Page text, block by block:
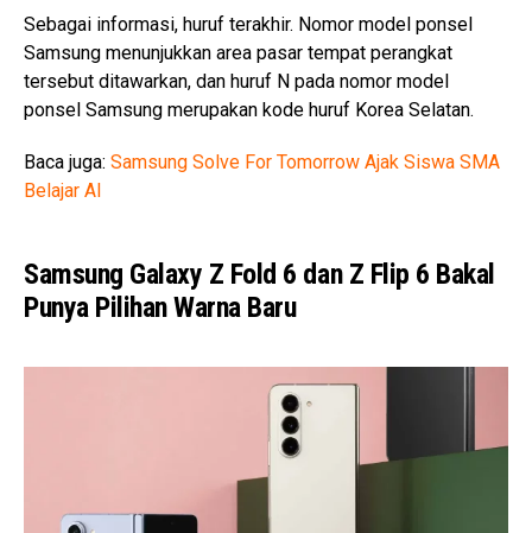
Sebagai informasi, huruf terakhir. Nomor model ponsel
Samsung menunjukkan area pasar tempat perangkat
tersebut ditawarkan, dan huruf N pada nomor model
ponsel Samsung merupakan kode huruf Korea Selatan.
Baca juga: Samsung Solve For Tomorrow Ajak Siswa SMA
Belajar AI
Samsung Galaxy Z Fold 6 dan Z Flip 6 Bakal
Punya Pilihan Warna Baru